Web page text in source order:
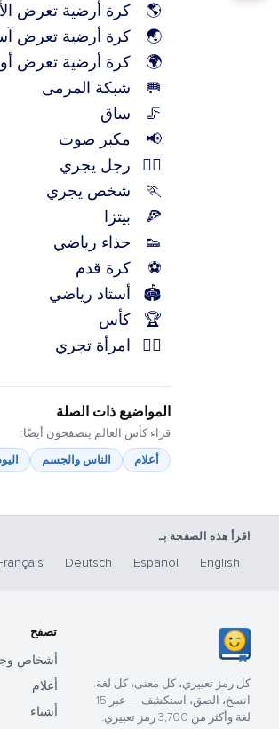
🌎
كرة أرضية تعرض
🌏
كرة أرضية تعرض
🌍
كرة أرضية تعرض
🥅
شبكة المرمى
🦵
ساق
📢
مكبر صوت
🏃‍♂️
رجل يجري
🏃
شخص يجري
🍕
بيتزا
👟
حذاء رياضي
⚽
كرة قدم
🏟️
أستاد رياضي
🏆
كأس
🏃‍♀️
امرأة تجري
المواضيع ذات الصلة
قراء كأس العالم يتصفحون أيضًا:
أعلام
الناس والجسم
اقرأ هذه الصفحة بـ
English
Español
Deutsch
كل رمز تعبيري، كل معنى، كل لغة.
انسخ، الصق، استكشف — عبر 15
لغة وأكثر من 3,700 رمز تعبيري.
تصفح
أشخاص
أعلام
أشياء